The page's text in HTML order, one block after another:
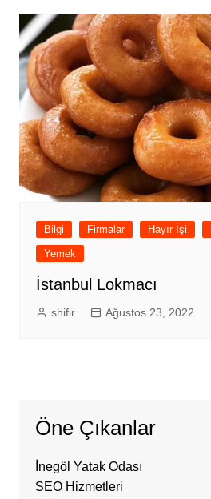
Bilgi Firmalar Hayır İşi
Yemek
İstanbul Lokmacı
shifir Ağustos 23, 2022
Öne Çıkanlar
İnegöl Yatak Odası
SEO Hizmetleri